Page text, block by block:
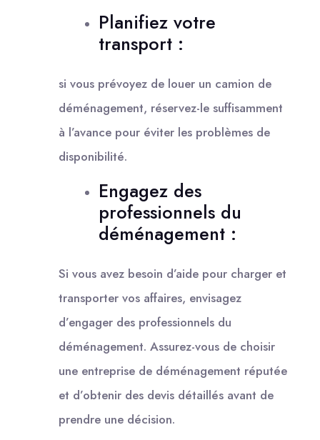
Planifiez votre
transport :
si vous prévoyez de louer un camion de
déménagement, réservez-le suffisamment
à l’avance pour éviter les problèmes de
disponibilité.
Engagez des
professionnels du
déménagement :
Si vous avez besoin d’aide pour charger et
transporter vos affaires, envisagez
d’engager des professionnels du
déménagement. Assurez-vous de choisir
une entreprise de déménagement réputée
et d’obtenir des devis détaillés avant de
prendre une décision.